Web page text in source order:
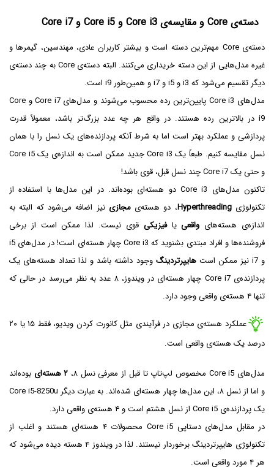
دسته‌ی Core و مقایسه‌ی Core i3 و Core i5 و Core i7
دسته‌ی Core مهم‌ترین دسته است و بیشتر کاربران عادی، مهندسین، گیمرها و
غیره مدل‌هایی از این دسته خریداری می‌کنند. البته دسته‌ی Core به چند دسته‌ی
دیگر تقسیم می‌شود که i3‌ و i5 و i7 و همین‌طور i9 است.
مدل‌های Core i3 پایین‌ترین رده محسوب می‌شوند و مدل‌های Core i7 و Core
i9 در بالاترین رده هستند. در واقع هر چه عدد بزرگ‌تر باشد، معمولاً قدرت
پردازشی و عملکرد بهتر است اما به شرط آنکه پردازنده‌های یک نسل را با همان
نسل مقایسه کنیم. طبعاً یک Core i3 جدید ممکن است به اندازه‌ی یک Core i5
و حتی یک Core i7 چند نسل قبل، قوی باشد!
تاکنون مدل‌های Core i3 دو هسته‌ای بوده‌اند. در این مدل‌ها با استفاده از
تکنولوژیHyperthreading، دو هسته‌یمجازی نیز اضافه می‌شود که البته به
اندازه‌ی هسته‌های واقعییافیزیکی قوی نیست. لذا ممکن است از برخی
فروشنده‌ها و افراد مبتدی بشنوید که Core i3 چهار هسته‌ای است! در مدل‌های i5
و i7 نیز ممکن است
هایپرتردینگ وجود داشته باشد و لذا تعداد هسته‌های یک
پردازنده‌ی Core i7 چهار هسته‌ای در ویندوز، ۸ عدد به نظر می‌رسد در حالی که
تنها ۴ هسته‌ی واقعی وجود دارد.
عملکرد هسته‌ی مجازی در فرآیندی مثل کانورت کردن ویدیو، فقط ۱۵ یا ۲۰
درصد یک هسته‌ی واقعی است.
مدل‌های Core i5 مخصوص لپ‌تاپ تا قبل از معرفی نسل ۸، ۲ هسته‌ای
بوده‌اند
و اما از نسل ۸، این مدل‌ها چهار هسته‌ای شده‌اند. به عبارت دیگر Core i5-8250u
یک پردازنده‌ی Core i5 از نسل هشتم است و ۴ هسته‌ی واقعی دارد.
در مقابل مدل‌های دستاپی Core i5 محصولات ۴ هسته‌ای هستند و اغلب از
تکنولوژی هایپرتردینگ برخوردار نیستند. لذا در ویندوز ۴ هسته دیده می‌شود که
هر ۴ مورد واقعی است.